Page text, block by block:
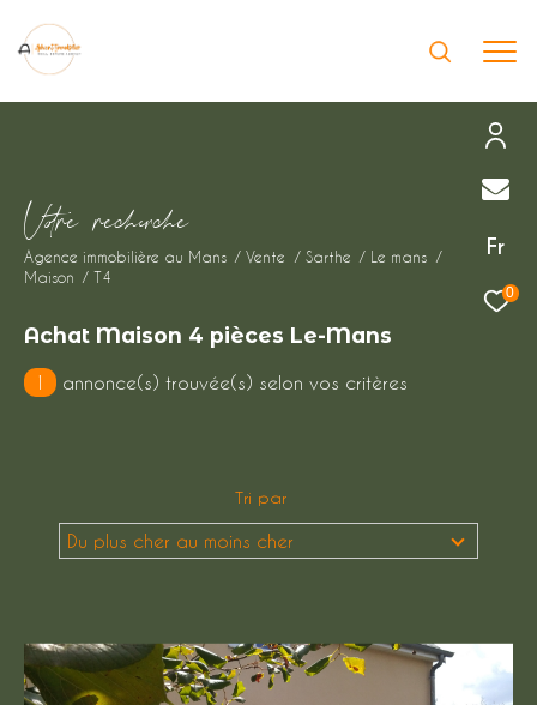
Fr
0
Vore recece
Agence immobilière au Mans Vente Sarthe
Le mans
Maison
T4
Achat Maison 4 pièces Le-Mans
1 annonce(s) trouvée(s) selon vos critères
Tri par
Du plus cher au moins cher
Effectuer une recherche
et trouver le bien qui correspond à vos
critères
Type
d'offre
Vente immobilier d'habitation
Surface
Surface